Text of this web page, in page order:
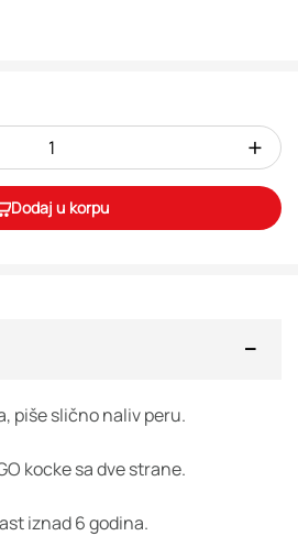
+
Dodaj u korpu
piše slično naliv peru.
kocke sa dve strane.
iznad 6 godina.